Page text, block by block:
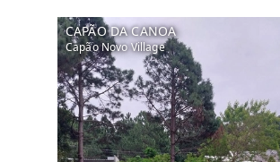
CAPÃO DA CANOA
Capão Novo Village